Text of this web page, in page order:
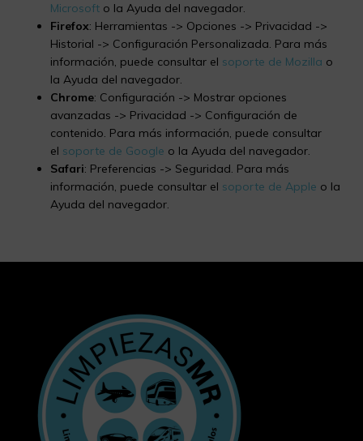
Microsoft o la Ayuda del navegador.
Firefox: Herramientas -> Opciones -> Privacidad ->
Historial -> Configuración Personalizada. Para más
información, puede consultar el soporte de Mozilla o
la Ayuda del navegador.
Chrome: Configuración -> Mostrar opciones
avanzadas -> Privacidad -> Configuración de
contenido. Para más información, puede consultar
el soporte de Google o la Ayuda del navegador.
Safari: Preferencias -> Seguridad. Para más
información, puede consultar el soporte de Apple o la
Ayuda del navegador.